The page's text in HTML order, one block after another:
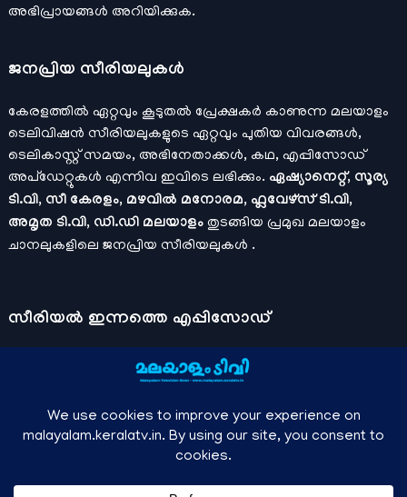
അഭിപ്രായങ്ങള്‍ അറിയിക്കുക.
ജനപ്രിയ സീരിയലുകള്‍
കേരളത്തിൽ ഏറ്റവും കൂടുതൽ പ്രേക്ഷകർ കാണുന്ന മലയാളം
ടെലിവിഷൻ സീരിയലുകളുടെ ഏറ്റവും പുതിയ വിവരങ്ങൾ,
ടെലികാസ്റ്റ് സമയം, അഭിനേതാക്കൾ, കഥ, എപ്പിസോഡ്
അപ്ഡേറ്റുകൾ എന്നിവ ഇവിടെ ലഭിക്കും. ഏഷ്യാനെറ്റ്, സൂര്യ
ടി.വി, സീ കേരളം, മഴവിൽ മനോരമ, ഫ്ലവേഴ്സ് ടി.വി,
അമൃത ടി.വി, ഡി.ഡി മലയാളം തുടങ്ങിയ പ്രമുഖ മലയാളം
ചാനലുകളിലെ ജനപ്രിയ സീരിയലുകൾ .
സീരിയല്‍ ഇന്നത്തെ എപ്പിസോഡ്
ചാനലുകളുടെ ഔദ്യോഗിക മൊബൈല്‍ ആപ്പുകള്‍ , ഒഫിഷ്യല്‍
യൂട്യൂബ് ചാനല്‍ ഇവ ഉപയോഗപ്പെടുത്തി കഴിഞ്ഞുപോയ
മനോരമ മാക്സ് , സണ്‍ നെക്സ്റ്റ്, സോണി ലിവ് , നെറ്റ് ഫ്ലിക്സ്
തുടങ്ങിയ ഒടിടി ആപ്പുകള്‍ വഴിയുള്ള സിനിമ ഓണ്‍ലൈന്‍